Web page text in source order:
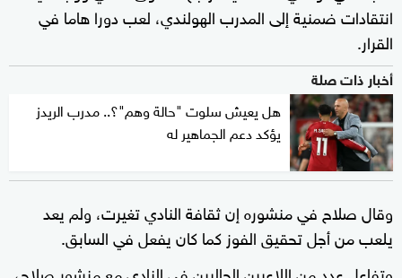
انتقادات ضمنية إلى المدرب الهولندي، لعب دورا هاما في
القرار.
أخبار ذات صلة
هل يعيش سلوت "حالة وهم"؟.. مدرب الريدز
يؤكد دعم الجماهير له
وقال صلاح في منشوره إن ثقافة النادي تغيرت، ولم يعد
يلعب من أجل تحقيق الفوز كما كان يفعل في السابق.
وتفاعل عدد من اللاعبين الحاليين في النادي مع منشور صلاح،